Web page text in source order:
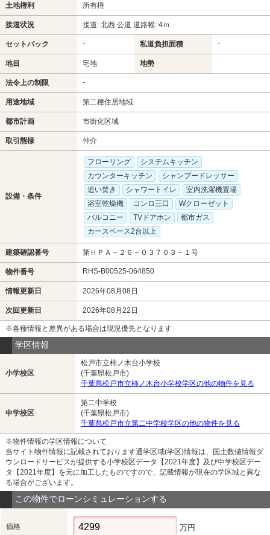
土地権利 所有権
接道状況 接道: 北西 公道 道路幅: 4ｍ
セットバック - 私道負担面積 -
地目 宅地 地勢
法令上の制限 -
用途地域 第二種住居地域
都市計画 市街化区域
取引態様 仲介
設備・条件
フローリング
システムキッチン
カウンターキッチン
シャンプードレッサー
追い焚き
シャワートイレ
室内洗濯機置場
浴室乾燥機
コンロ三口
Wクローゼット
バルコニー
TVドアホン
都市ガス
カースペース2台以上
建築確認番号 第ＨＰＡ－２６－０３７０３－１号
物件番号 RHS-B00525-064850
情報更新日 2026年08月08日
次回更新日 2026年08月22日
※各種情報と差異がある場合は現況優先となります
学区情報
小学校区
松戸市立柿ノ木台小学校
(千葉県松戸市)
千葉県松戸市立柿ノ木台小学校学区の他の物件を見る
中学校区
第二中学校
(千葉県松戸市)
千葉県松戸市立第二中学校学区の他の物件を見る
※物件情報の学区情報について
当サイト物件情報に記載されております通学区域(学区)情報は、国土数値情報ダ
ウンロードサービスが提供する小学校区データ【2021年度】及び中学校区デー
タ【2021年度】を元に加工したものですので、記載情報が現在の学区域と異な
る場合がございます。
この物件でローンシミュレーションする
価格 万円